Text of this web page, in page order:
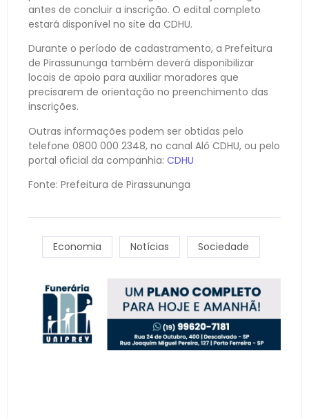
antes de concluir a inscrição. O edital completo
estará disponível no site da CDHU.
Durante o período de cadastramento, a Prefeitura
de Pirassununga também deverá disponibilizar
locais de apoio para auxiliar moradores que
precisarem de orientação no preenchimento das
inscrições.
Outras informações podem ser obtidas pelo
telefone 0800 000 2348, no canal Alô CDHU, ou pelo
portal oficial da companhia: CDHU
Fonte: Prefeitura de Pirassununga
Economia Notícias Sociedade